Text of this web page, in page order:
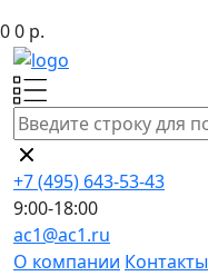
00 р.
+7 (495) 643-53-43
9:00-18:00
ac1@ac1.ru
О компании Контакты